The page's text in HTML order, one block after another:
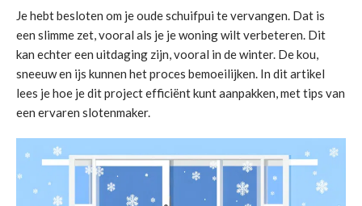
Je hebt besloten om je oude schuifpui te vervangen. Dat is
een slimme zet, vooral als je je woning wilt verbeteren. Dit
kan echter een uitdaging zijn, vooral in de winter. De kou,
sneeuw en ijs kunnen het proces bemoeilijken. In dit artikel
lees je hoe je dit project efficiënt kunt aanpakken, met tips van
een ervaren slotenmaker.